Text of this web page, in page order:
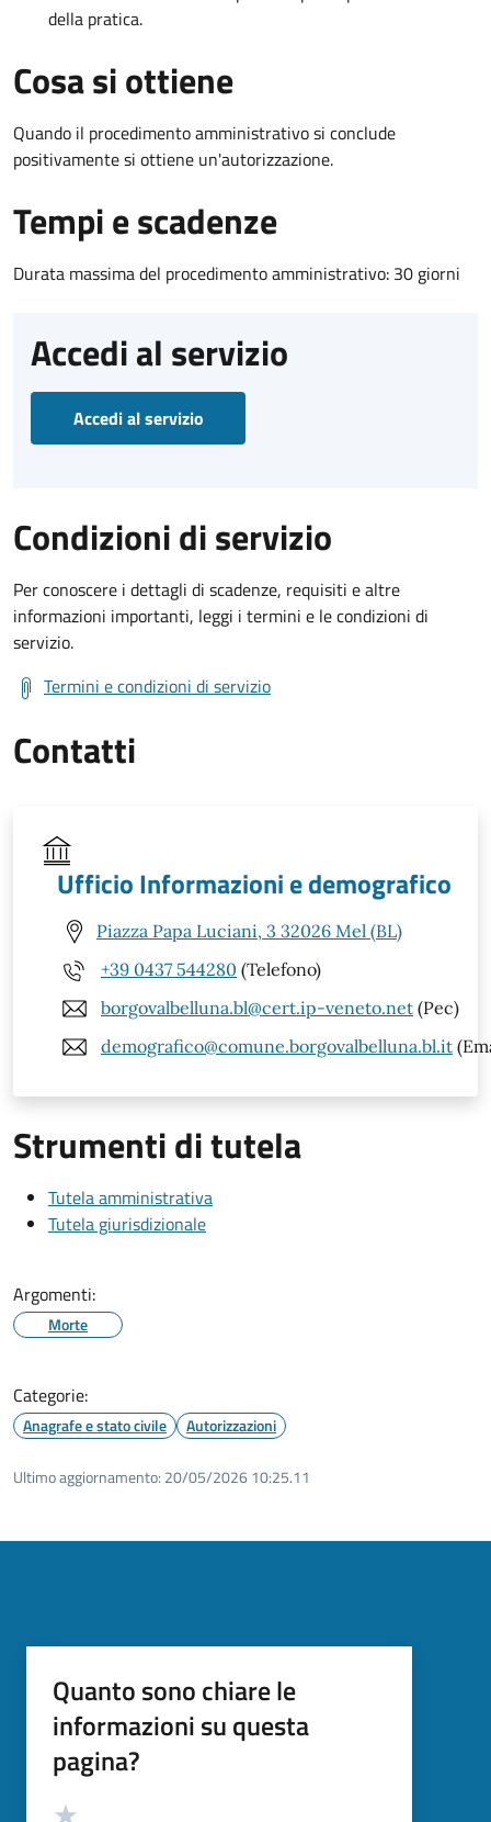
della pratica.
Cosa si ottiene
Quando il procedimento amministrativo si conclude
positivamente si ottiene un'autorizzazione.
Tempi e scadenze
Durata massima del procedimento amministrativo: 30 giorni
Accedi al servizio
Accedi al servizio
Condizioni di servizio
Per conoscere i dettagli di scadenze, requisiti e altre
informazioni importanti, leggi i termini e le condizioni di
servizio.
Termini e condizioni di servizio
Contatti
Ufficio Informazioni e demografico
Piazza Papa Luciani, 3 32026 Mel (BL)
+39 0437 544280 (Telefono)
borgovalbelluna.bl@cert.ip-veneto.net (Pec)
demografico@comune.borgovalbelluna.bl.it
Strumenti di tutela
Tutela amministrativa
Tutela giurisdizionale
Argomenti:
Morte
Categorie:
Anagrafe e stato civile Autorizzazioni
Ultimo aggiornamento: 20/05/2026 10:25.11
Quanto sono chiare le
informazioni su questa
pagina?
Valutazione